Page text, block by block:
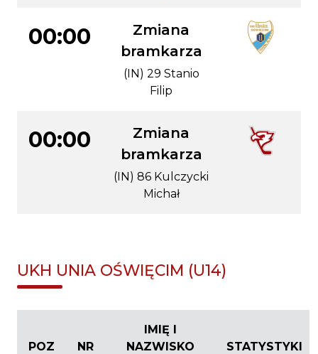
00:00
Zmiana
bramkarza
(IN) 29 Stanio
Filip
00:00
Zmiana
bramkarza
(IN) 86 Kulczycki
Michał
UKH UNIA OŚWIĘCIM (U14)
POZ NR
IMIĘ I
NAZWISKO
STATYSTYKI